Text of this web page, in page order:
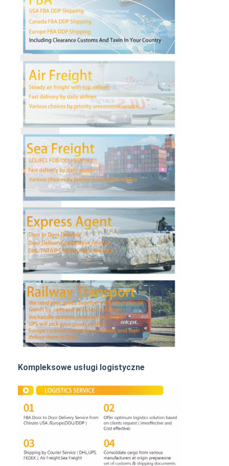
Wycieczka po fabryce
Kontrola jakości
Skontaktuj się z nami
Rozmawiaj teraz.
Spedycja Międzynarodowa
Spedycja lotnicza
Fracht morski
Dostawa DDP z Chin
ekspresowa WYSYŁKA
Transport kolejowy
Wyślij do Amazonu
Transport ciężarowy
Usługa magazynowania
Kompleksowe usługi logistyczne